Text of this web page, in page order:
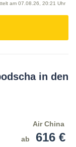
am 07.08.26, 20:21 Uhr
in den
Air China
ab
616 €